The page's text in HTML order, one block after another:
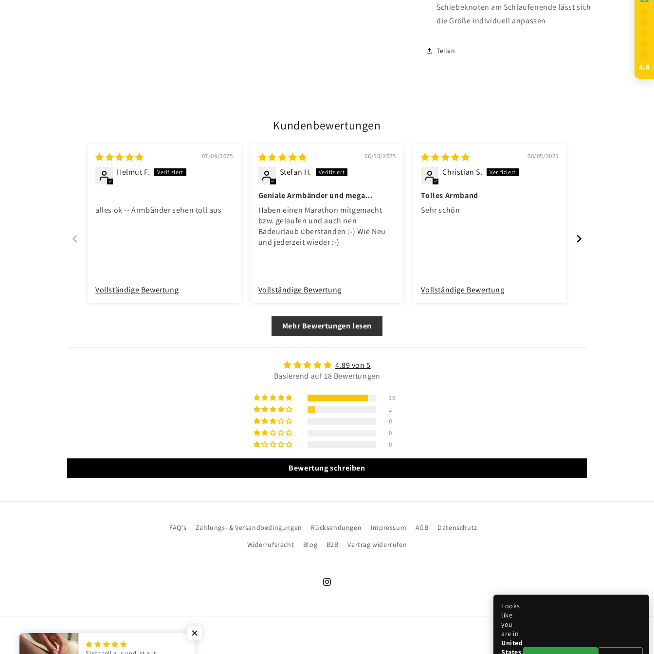
Schiebeknoten am Schlaufenende lässt sich
die Größe individuell anpassen
Teilen
Kundenbewertungen
07/09/2025
Helmut F.
alles ok -- Armbänder sehen toll aus
Vollständige Bewertung
06/18/2025
Stefan H.
Geniale Armbänder und mega
Qualität
Haben einen Marathon mitgemacht
bzw. gelaufen und auch nen
Badeurlaub überstanden :-) Wie Neu
und jederzeit wieder :-)
Vollständige Bewertung
06/05/2025
Christian S.
Tolles Armband
Sehr schön
Vollständige Bewertung
Mehr Bewertungen lesen
4.89 von 5
Basierend auf 18 Bewertungen
16
2
0
0
0
Bewertung schreiben
FAQ's Zahlungs- & Versandbedingungen Rücksendungen Impressum AGB
Datenschutz
Widerrufsrecht
Blog B2B Vertrag widerrufen
Instagram
Country/region
Looks
like
you
are in
United
States.
4.8